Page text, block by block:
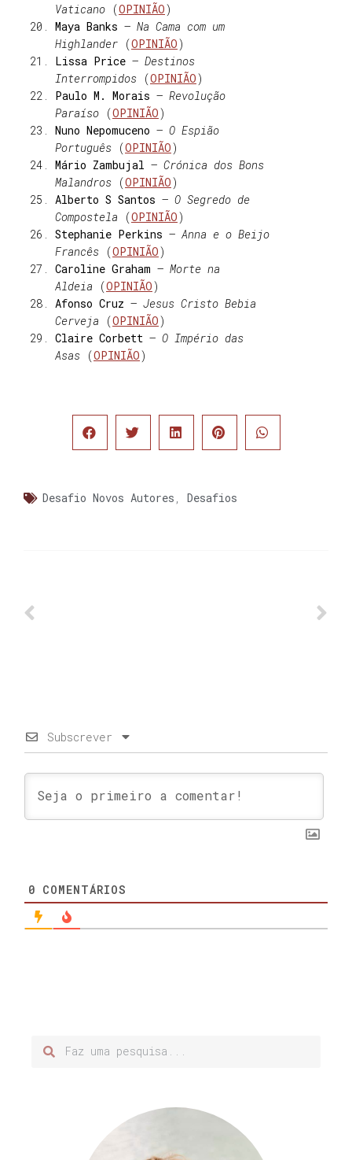
Vaticano (OPINIÃO)
Maya Banks – Na Cama com um
Highlander (OPINIÃO)
Lissa Price – Destinos
Interrompidos (OPINIÃO)
Paulo M. Morais – Revolução
Paraíso (OPINIÃO)
Nuno Nepomuceno – O Espião
Português (OPINIÃO)
Mário Zambujal – Crónica dos Bons
Malandros (OPINIÃO)
Alberto S Santos – O Segredo de
Compostela (OPINIÃO)
Stephanie Perkins – Anna e o Beijo
Francês (OPINIÃO)
Caroline Graham – Morte na
Aldeia (OPINIÃO)
Afonso Cruz – Jesus Cristo Bebia
Cerveja (OPINIÃO)
Claire Corbett – O Império das
Asas (OPINIÃO)
Desafio Novos Autores , Desafios
Subscrever
0 COMENTÁRIOS